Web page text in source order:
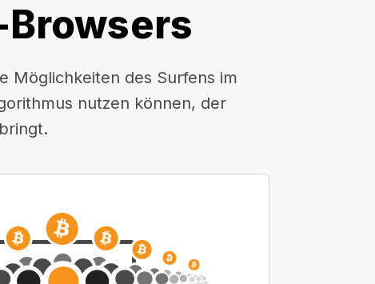
Möglichkeiten des Surfens im
nutzen können, der